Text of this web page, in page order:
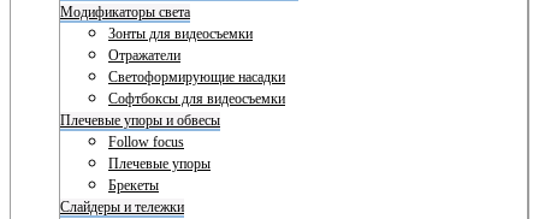
Модификаторы света
Зонты для видеосъемки
Отражатели
Светоформирующие насадки
Софтбоксы для видеосъемки
Плечевые упоры и обвесы
Follow focus
Плечевые упоры
Брекеты
Слайдеры и тележки